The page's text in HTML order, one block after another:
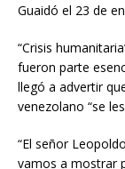
Guaidó el 23 de
“Crisis
fueron parte
llegó a advertir
venezolano “se
“El señor
vamos a mostrar